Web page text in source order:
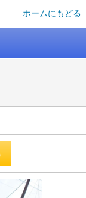
ホームにもどる